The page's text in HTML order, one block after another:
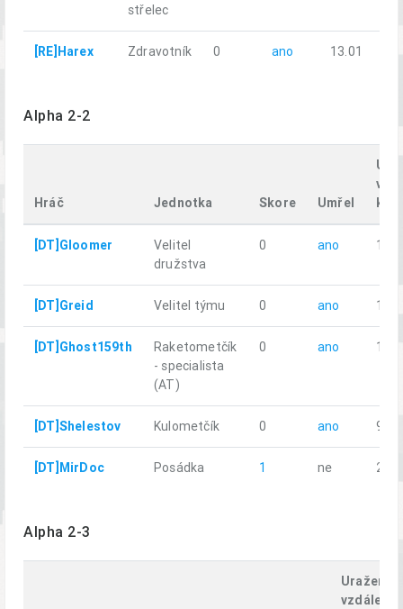
střelec
[RE]Harex Zdravotník 0 ano 13.01
Alpha 2-2
Hráč Jednotka Skore Umřel
km
[DT]Gloomer
Velitel
družstva
0 ano
[DT]Greid Velitel týmu 0 ano
[DT]Ghost159th
Raketometčík
- specialista
(AT)
0 ano
[DT]Shelestov Kulometčík 0 ano 9.63
[DT]MirDoc Posádka 1 ne
Alpha 2-3
Uražená